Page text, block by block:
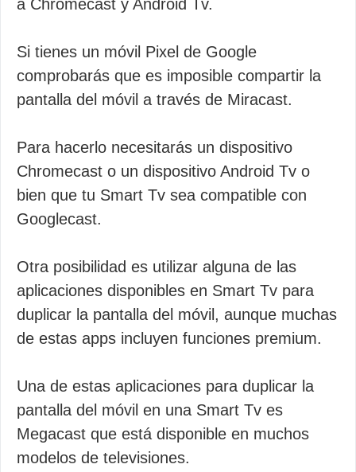
a Chromecast y Android Tv.
Si tienes un móvil Pixel de Google
comprobarás que es imposible compartir la
pantalla del móvil a través de Miracast.
Para hacerlo necesitarás un dispositivo
Chromecast o un dispositivo Android Tv o
bien que tu Smart Tv sea compatible con
Googlecast.
Otra posibilidad es utilizar alguna de las
aplicaciones disponibles en Smart Tv para
duplicar la pantalla del móvil, aunque muchas
de estas apps incluyen funciones premium.
Una de estas aplicaciones para duplicar la
pantalla del móvil en una Smart Tv es
Megacast que está disponible en muchos
modelos de televisiones.